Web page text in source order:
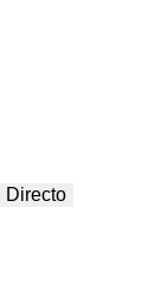
Directo